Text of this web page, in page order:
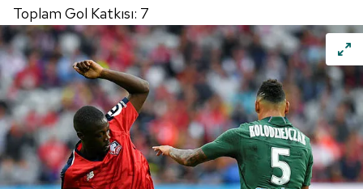
Toplam Gol Katkısı: 7